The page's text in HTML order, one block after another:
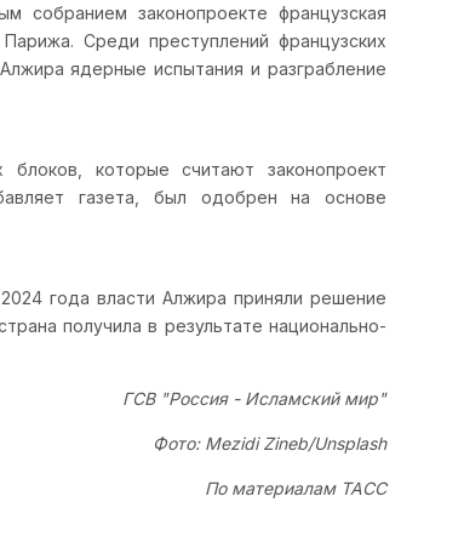
законопроекте французская
Среди преступлений французских
ядерные испытания и разграбление
которые считают законопроект
газета, был одобрен на основе
года власти Алжира приняли решение
получила в результате национально-
ГСВ "Россия - Исламский мир"
Фото: Mezidi Zineb/Unsplash
По материалам ТАСС